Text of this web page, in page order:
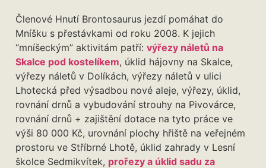
Členové Hnutí Brontosaurus jezdí pomáhat do
Mníšku s přestávkami od roku 2008. K jejich
“mníšeckým” aktivitám patří: výřezy náletů na
Skalce pod kostelíkem, úklid hájovny na Skalce,
výřezy náletů v Dolíkách, výřezy náletů v ulici
Lhotecká před výsadbou nové aleje, výřezy, úklid,
rovnání drnů a vybudování strouhy na Pivovárce,
rovnání drnů + zajištění dotace na tyto práce ve
výši 80 000 Kč, urovnání plochy hřiště na veřejném
prostoru ve Stříbrné Lhotě, úklid zahrady v Lesní
školce Sedmikvítek, prořezy a úklid sadu za